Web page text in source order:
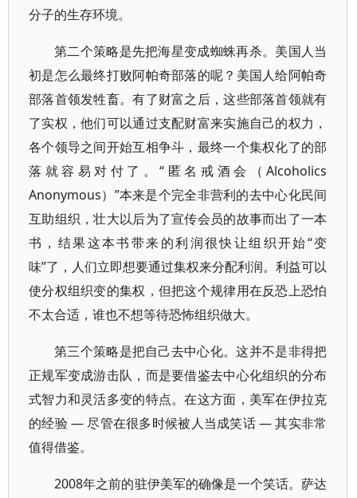
分子的生存环境。
第二个策略是先把海星变成蜘蛛再杀。美国人当
初是怎么最终打败阿帕奇部落的呢？美国人给阿帕奇
部落首领发牲畜。有了财富之后，这些部落首领就有
了实权，他们可以通过支配财富来实施自己的权力，
各个领导之间开始互相争斗，最终一个集权化了的部
落就容易对付了。“匿名戒酒会（Alcoholics
Anonymous）”本来是个完全非营利的去中心化民间
互助组织，壮大以后为了宣传会员的故事而出了一本
书，结果这本书带来的利润很快让组织开始“变
味”了，人们立即想要通过集权来分配利润。利益可以
使分权组织变的集权，但把这个规律用在反恐上恐怕
不太合适，谁也不想等待恐怖组织做大。
第三个策略是把自己去中心化。这并不是非得把
正规军变成游击队，而是要借鉴去中心化组织的分布
式智力和灵活多变的特点。在这方面，美军在伊拉克
的经验 — 尽管在很多时候被人当成笑话 — 其实非常
值得借鉴。
2008年之前的驻伊美军的确像是一个笑话。萨达